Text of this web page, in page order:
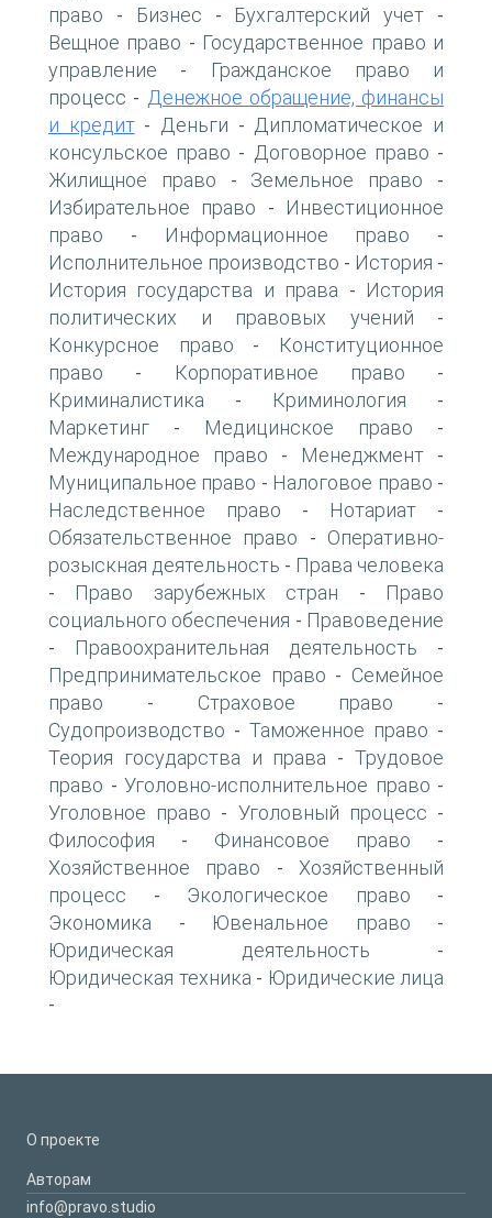
право - Бизнес - Бухгалтерский учет -
Вещное право - Государственное право и
управление -
Гражданское право и
процесс - Денежное обращение, финансы
и кредит- Деньги - Дипломатическое и
консульское право - Договорное право -
Жилищное право - Земельное право -
Избирательное право -
Инвестиционное
право - Информационное право -
Исполнительное производство - История -
История государства и права -
История
политических и правовых учений -
Конкурсное право -
Конституционное
право - Корпоративное право -
Криминалистика - Криминология -
Маркетинг - Медицинское право -
Международное право - Менеджмент -
Муниципальное право - Налоговое право -
Наследственное право - Нотариат -
Обязательственное право - Оперативно-
розыскная деятельность - Права человека
- Право зарубежных стран -
Право
социального обеспечения - Правоведение
- Правоохранительная деятельность -
Предпринимательское право - Семейное
право - Страховое право -
Судопроизводство - Таможенное право -
Теория государства и права -Трудовое
право - Уголовно-исполнительное право -
Уголовное право - Уголовный процесс -
Философия - Финансовое право -
Хозяйственное право - Хозяйственный
процесс - Экологическое право -
Экономика - Ювенальное право -
Юридическая деятельность -
Юридическая техника - Юридические лица
-
О проекте
Авторам
info@pravo.studio